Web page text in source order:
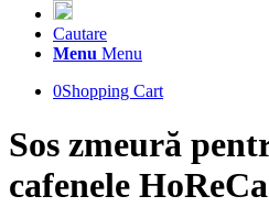
Cautare
Menu Menu
0Shopping Cart
Sos zmeură
cafenele HoReCa